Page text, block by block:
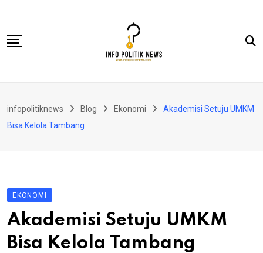
content
Politik & Hukum
Olahraga
Kolom
infopolitiknews Blog Ekonomi
Akademisi Setuju UMKM
Bisa Kelola Tambang
EKONOMI
Akademisi Setuju UMKM
Bisa Kelola Tambang